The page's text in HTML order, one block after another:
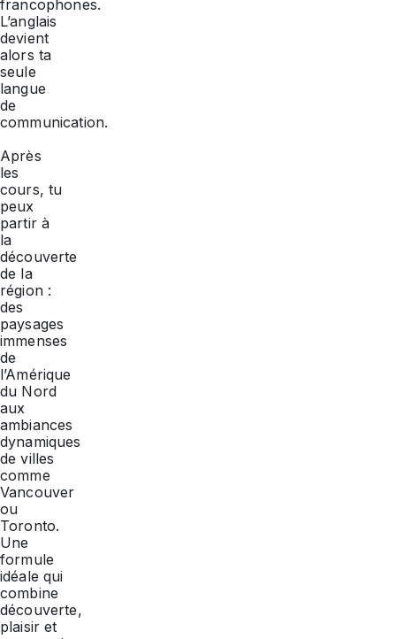
francophones.
L’anglais
devient
alors ta
seule
langue
de
communication.
Après
les
cours, tu
peux
partir à
la
découverte
de la
région :
des
paysages
immenses
de
l’Amérique
du Nord
aux
ambiances
dynamiques
de villes
comme
Vancouver
ou
Toronto.
Une
formule
idéale qui
combine
découverte,
plaisir et